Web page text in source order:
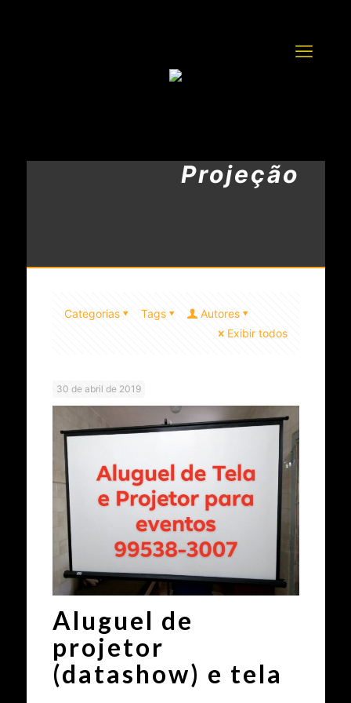
Projeção
Categorias Tags
Autores
Exibir todos
30 de abril de 2019
Aluguel de
projetor
(datashow) e tela